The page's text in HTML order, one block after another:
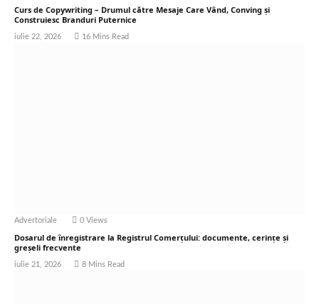
Curs de Copywriting – Drumul către Mesaje Care Vând, Conving și
Construiesc Branduri Puternice
iulie 22, 2026 16 Mins Read
Advertoriale 0 Views
Dosarul de înregistrare la Registrul Comerțului: documente, cerințe și
greșeli frecvente
iulie 21, 2026 8 Mins Read